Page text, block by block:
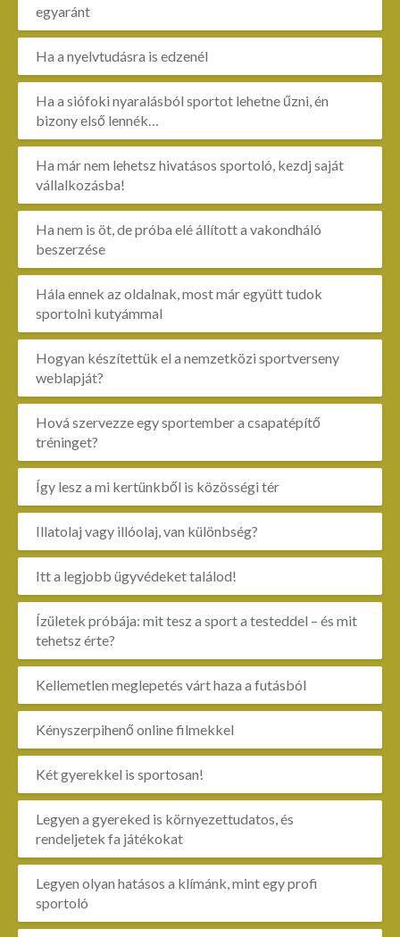
egyaránt
Ha a nyelvtudásra is edzenél
Ha a siófoki nyaralásból sportot lehetne űzni, én
bizony első lennék…
Ha már nem lehetsz hivatásos sportoló, kezdj saját
vállalkozásba!
Ha nem is öt, de próba elé állított a vakondháló
beszerzése
Hála ennek az oldalnak, most már együtt tudok
sportolni kutyámmal
Hogyan készítettük el a nemzetközi sportverseny
weblapját?
Hová szervezze egy sportember a csapatépítő
tréninget?
Így lesz a mi kertünkből is közösségi tér
Illatolaj vagy illóolaj, van különbség?
Itt a legjobb ügyvédeket találod!
Ízületek próbája: mit tesz a sport a testeddel – és mit
tehetsz érte?
Kellemetlen meglepetés várt haza a futásból
Kényszerpihenő online filmekkel
Két gyerekkel is sportosan!
Legyen a gyereked is környezettudatos, és
rendeljetek fa játékokat
Legyen olyan hatásos a klímánk, mint egy profi
sportoló